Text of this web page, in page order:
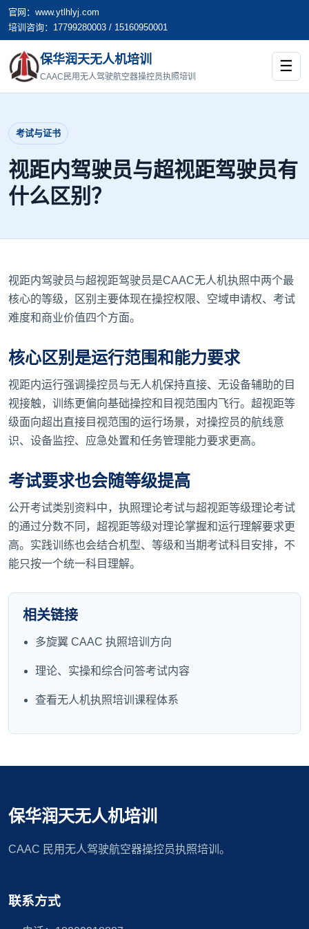
官网：www.ytlhlyj.com
培训咨询：17799280003 / 15160950001
保华润天无人机培训
CAAC民用无人驾驶航空器操控员执照培训
☰
考试与证书
视距内驾驶员与超视距驾驶员有
什么区别？
视距内驾驶员与超视距驾驶员是CAAC无人机执照中两个最
核心的等级，区别主要体现在操控权限、空域申请权、考试
难度和商业价值四个方面。
核心区别是运行范围和能力要求
视距内运行强调操控员与无人机保持直接、无设备辅助的目
视接触，训练更偏向基础操控和目视范围内飞行。超视距等
级面向超出直接目视范围的运行场景，对操控员的航线意
识、设备监控、应急处置和任务管理能力要求更高。
考试要求也会随等级提高
公开考试类别资料中，执照理论考试与超视距等级理论考试
的通过分数不同，超视距等级对理论掌握和运行理解要求更
高。实践训练也会结合机型、等级和当期考试科目安排，不
能只按一个统一科目理解。
相关链接
多旋翼 CAAC 执照培训方向
理论、实操和综合问答考试内容
查看无人机执照培训课程体系
保华润天无人机培训
CAAC 民用无人驾驶航空器操控员执照培训。
联系方式